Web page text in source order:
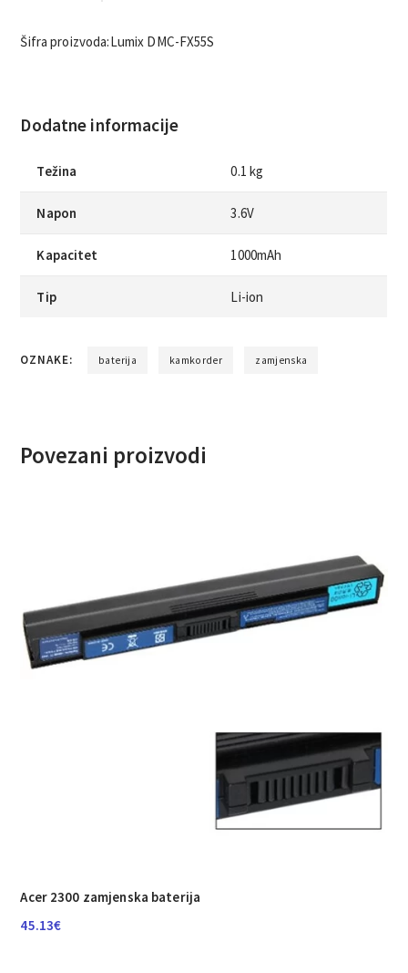
Šifra proizvoda:Lumix DMC-FX55S
Dodatne informacije
Težina 0.1 kg
Napon 3.6V
Kapacitet 1000mAh
Tip Li-ion
OZNAKE: baterija kamkorder zamjenska
Povezani proizvodi
Acer 2300 zamjenska baterija
45.13€